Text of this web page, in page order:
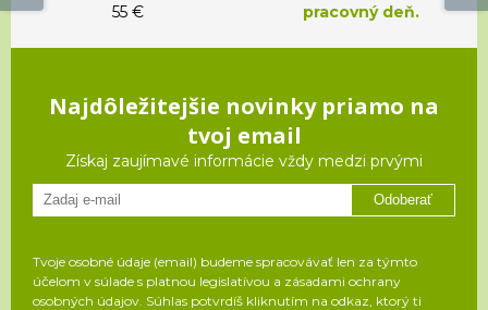
55 €
pracovný deň.
Najdôležitejšie novinky priamo na
tvoj email
Získaj zaujímavé informácie vždy medzi prvými
Odoberať
Tvoje osobné údaje (email) budeme spracovávať len za týmto
účelom v súlade s platnou legislatívou a zásadami ochrany
osobných údajov. Súhlas potvrdíš kliknutím na odkaz, ktorý ti